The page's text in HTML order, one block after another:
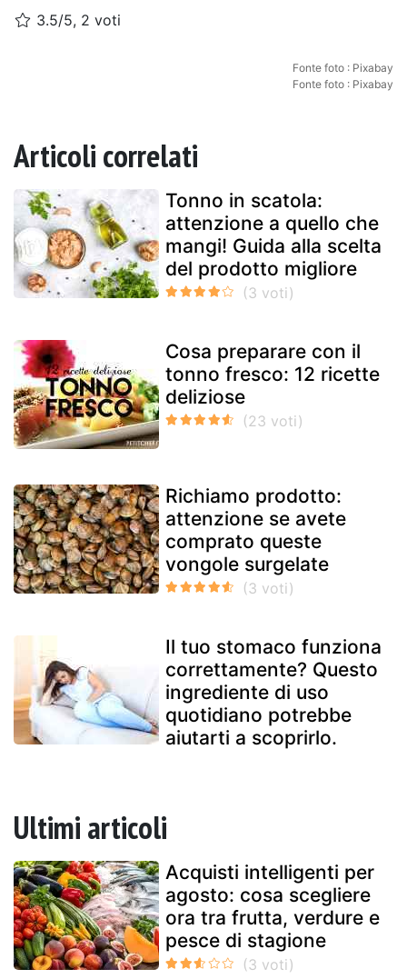
3.5/5, 2 voti
Fonte foto : Pixabay
Fonte foto : Pixabay
Articoli correlati
Tonno in scatola:
attenzione a quello che
mangi! Guida alla scelta
del prodotto migliore
Cosa preparare con il
tonno fresco: 12 ricette
deliziose
Richiamo prodotto:
attenzione se avete
comprato queste
vongole surgelate
Il tuo stomaco funziona
correttamente? Questo
ingrediente di uso
quotidiano potrebbe
aiutarti a scoprirlo.
Ultimi articoli
Acquisti intelligenti per
agosto: cosa scegliere
ora tra frutta, verdure e
pesce di stagione